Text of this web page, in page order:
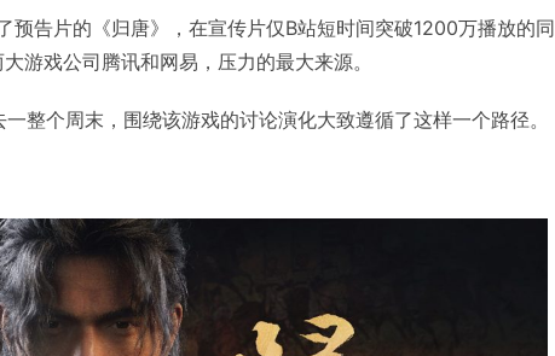
预告片的《归唐》，在宣传片仅B站短时间突破1200万播放的同
游戏公司腾讯和网易，压力的最大来源。
整个周末，围绕该游戏的讨论演化大致遵循了这样一个路径。